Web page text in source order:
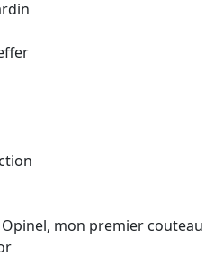
mon premier couteau